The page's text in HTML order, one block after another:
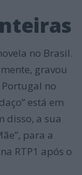
no Brasil.
gravou
Portugal no
está em
disso, a sua
para a
RTP1 após o